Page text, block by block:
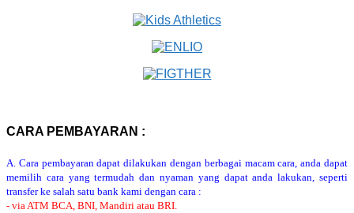
CARA PEMBAYARAN :
A. Cara pembayaran dapat dilakukan dengan berbagai macam cara, anda dapat
memilih cara yang termudah dan nyaman yang dapat anda lakukan, seperti
transfer ke salah satu bank kami dengan cara :
- via ATM BCA, BNI, Mandiri atau BRI.